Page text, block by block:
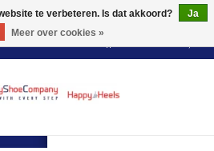
0 Artikelen - €0,00
te verbeteren. Is dat akkoord?
Ja
Meer over cookies »